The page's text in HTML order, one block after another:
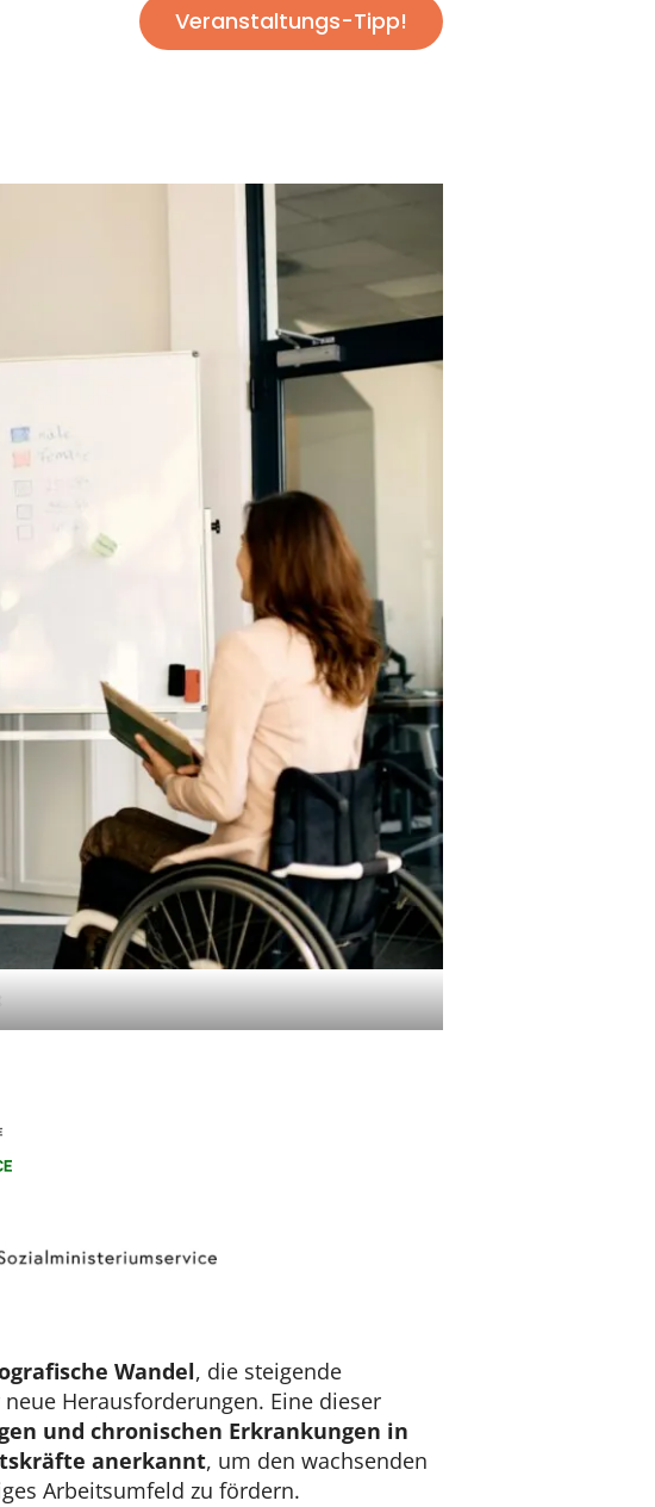
Veranstaltungs-Tipp!
Wandel, die steigende
Herausforderungen. Eine dieser
und chronischen Erkrankungen in
anerkannt, um den wachsenden
Arbeitsumfeld zu fördern.